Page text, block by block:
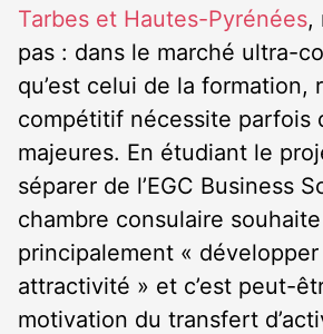
Tarbes et Hautes-Pyrénées,
pas : dans le marché ultra-
qu’est celui de la formation,
compétitif nécessite parfois
majeures. En étudiant le
séparer de l’EGC Business
chambre consulaire souhaite
principalement « développer
attractivité » et c’est peut-
motivation du transfert